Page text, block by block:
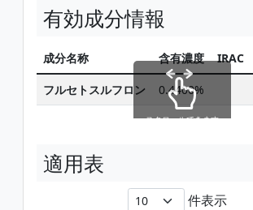
有効成分情報
成分名称 含有濃度 IRAC
フルセトスルフロン 0.4400%
スクロールできます
適用表
件表示